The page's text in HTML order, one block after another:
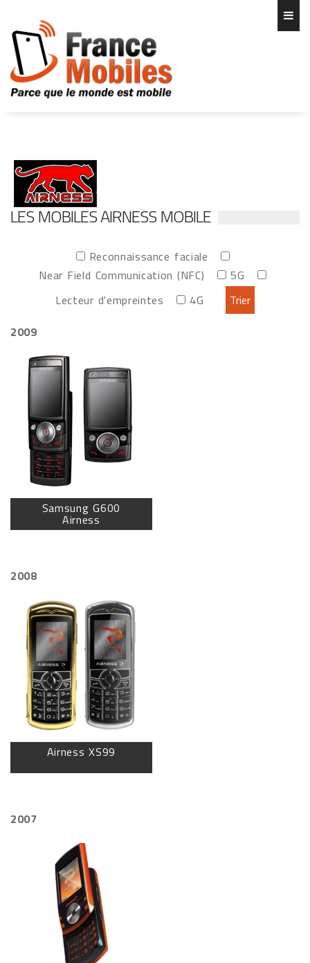
LES MOBILES AIRNESS MOBILE
Reconnaissance faciale
Near Field Communication (NFC)
5G
Lecteur d'empreintes
4G
2009
Samsung G600
Airness
2008
Airness XS99
2007